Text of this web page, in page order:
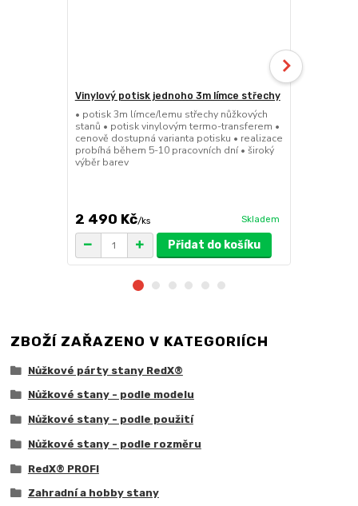
Vinylový potisk jednoho 3m límce střechy
• potisk 3m límce/lemu střechy nůžkových
stanů • potisk vinylovým termo-transferem •
cenově dostupná varianta potisku • realizace
probíhá během 5-10 pracovních dní • široký
výběr barev
2 490 Kč/ks Skladem
Přidat do košíku
ZBOŽÍ ZAŘAZENO V KATEGORIÍCH
Nůžkové párty stany RedX®
Nůžkové stany - podle modelu
Nůžkové stany - podle použití
Nůžkové stany - podle rozměru
RedX® PROFI
Zahradní a hobby stany